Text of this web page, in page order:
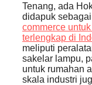
Tenang, ada
didapuk sebagai
commerce
terlengkap di
meliputi
sakelar lampu,
untuk rumahan
skala industri